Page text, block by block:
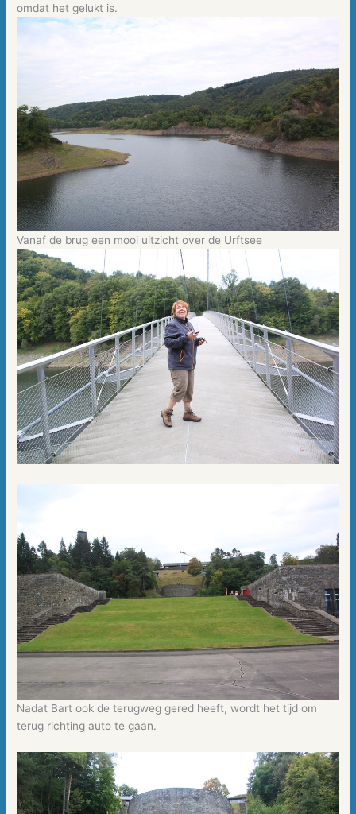
omdat het gelukt is.
Vanaf de brug een mooi uitzicht over de Urftsee
Nadat Bart ook de terugweg gered heeft, wordt het tijd om
terug richting auto te gaan.